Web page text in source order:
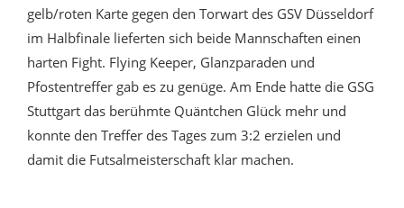
gelb/roten Karte gegen den Torwart des GSV Düsseldorf
im Halbfinale lieferten sich beide Mannschaften einen
harten Fight. Flying Keeper, Glanzparaden und
Pfostentreffer gab es zu genüge. Am Ende hatte die GSG
Stuttgart das berühmte Quäntchen Glück mehr und
konnte den Treffer des Tages zum 3:2 erzielen und
damit die Futsalmeisterschaft klar machen.